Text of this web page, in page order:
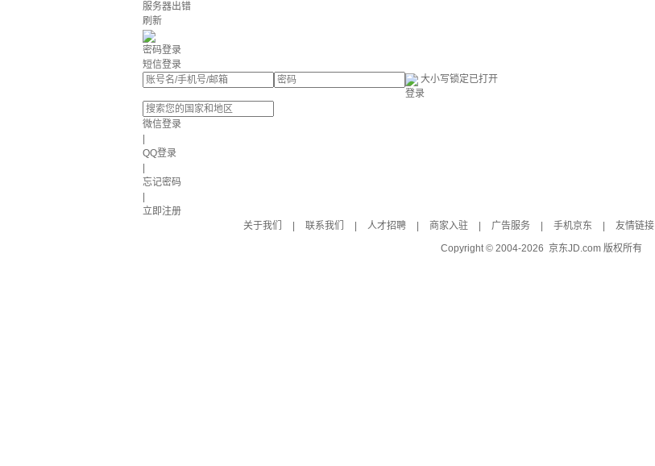
服务器出错
刷新
密码登录
短信登录
大小写锁定已打开
登录
微信登录
QQ登录
忘记密码
立即注册
关于我们
联系我们 人才招聘 商家入驻 广告服务 手机京东 友情链接
Copyright © 2004-2026 京东JD.com 版权所有